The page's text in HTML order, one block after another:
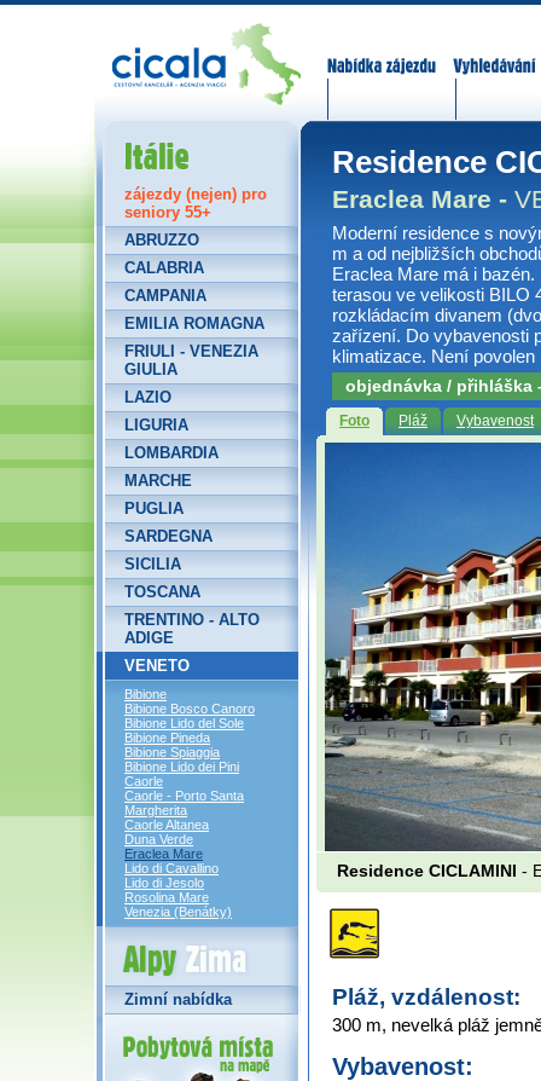
Residence
Eraclea Mare -
Moderní residence s
m a od nejbližších
Eraclea Mare má i
terasou ve velikosti BILO
rozkládacím divanem
zařízení. Do vybavenosti
klimatizace. Není povolen
objednávka / přihláška
Foto Pláž Vybavenost
Residence CICLAMINI -
Pláž, vzdálenost:
300 m, nevelká pláž
Vybavenost:
Itálie
zájezdy (nejen) pro
seniory 55+
ABRUZZO
CALABRIA
CAMPANIA
EMILIA ROMAGNA
FRIULI - VENEZIA
GIULIA
LAZIO
LIGURIA
LOMBARDIA
MARCHE
PUGLIA
SARDEGNA
SICILIA
TOSCANA
TRENTINO - ALTO
ADIGE
VENETO
Bibione
Bibione Bosco Canoro
Bibione Lido del Sole
Bibione Pineda
Bibione Spiaggia
Bibione Lido dei Pini
Caorle
Caorle - Porto Santa
Margherita
Caorle Altanea
Duna Verde
Eraclea Mare
Lido di Cavallino
Lido di Jesolo
Rosolina Mare
Venezia (Benátky)
Alpy Zima
Zimní nabídka